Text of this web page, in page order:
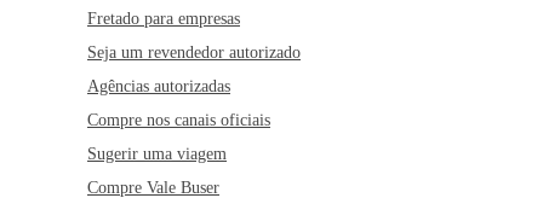
Fretado para empresas
Seja um revendedor autorizado
Agências autorizadas
Compre nos canais oficiais
Sugerir uma viagem
Compre Vale Buser